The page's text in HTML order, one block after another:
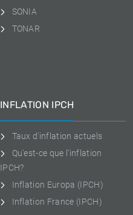
SONIA
TONAR
INFLATION IPCH
Taux d'inflation actuels
Qu'est-ce que l'inflation
IPCH?
Inflation Europa (IPCH)
Inflation France (IPCH)